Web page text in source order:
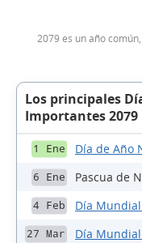
2079 es un año
Los principales
Importantes 2079
1 Ene Día de Año
6 Ene Pascua de
4 Feb Día
27 Mar Día